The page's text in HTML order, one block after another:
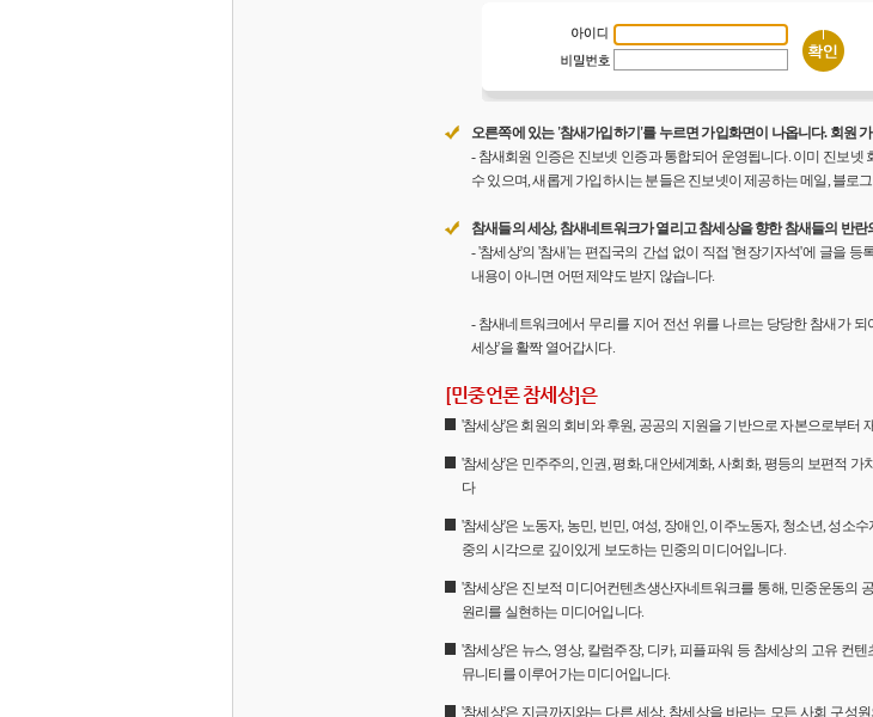
오른쪽에 있는 '참새가입하기'를 누르면 가입화면이 나옵니다. 회원
- 참새회원 인증은 진보넷 인증과 통합되어 운영됩니다. 이미 진보넷
수 있으며, 새롭게 가입하시는 분들은 진보넷이 제공하는 메일, 블로
참새들의 세상, 참새네트워크가 열리고 참세상을 향한 참새들의 반란
- '참세상'의 '참새'는 편집국의 간섭 없이 직접 '현장기자석'에 글을
내용이 아니면 어떤 제약도 받지 않습니다.
- 참새네트워크에서 무리를 지어 전선 위를 나르는 당당한 참새가
세상'을 활짝 열어갑시다.
[민중언론 참세상]은
'참세상'은 회원의 회비와 후원, 공공의 지원을 기반으로 자본으로부터
'참세상'은 민주주의, 인권, 평화, 대안세계화, 사회화, 평등의 보편적
다
'참세상'은 노동자, 농민, 빈민, 여성, 장애인, 이주노동자, 청소년, 성소
중의 시각으로 깊이있게 보도하는 민중의 미디어입니다.
'참세상'은 진보적 미디어컨텐츠생산자네트워크를 통해, 민중운동의
원리를 실현하는 미디어입니다.
'참세상'은 뉴스, 영상, 칼럼주장, 디카, 피플파워 등 참세상의 고유 컨
뮤니티를 이루어가는 미디어입니다.
'참세상'은 지금까지와는 다른 세상, 참세상을 바라는 모든 사회 구성